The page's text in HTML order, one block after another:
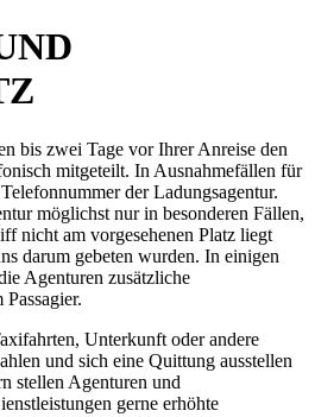
bis zwei Tage vor Ihrer Anreise den
mitgeteilt. In Ausnahmefällen für
der Ladungsagentur.
möglichst nur in besonderen Fällen,
nicht am vorgesehenen Platz liegt
darum gebeten wurden. In einigen
Agenturen zusätzliche
Unterkunft oder andere
und sich eine Quittung ausstellen
stellen Agenturen und
gerne erhöhte